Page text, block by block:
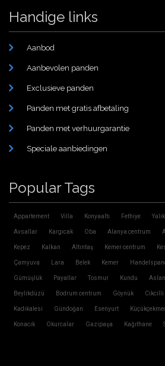
Handige links
Aanbod
Aanbevolen panden
Exclusieve panden
Panden met gratis afbetaling
Panden met verhuurgarantie
Speciale aanbiedingen
Popular Tags
Appartement Villa Konyaaltı Fethiye
Avsallar Kargıcak Oba Alanya centrum
Kepez Kalkan Altıntaş Kemer centrum
Çamyuva Lara Belek Kemer
Gümüşlük Payallar Tosmur Kundu
Beylikdüzü Bodrum centrum Göynük Cikcilli
Kadıkalesi Gündoğan Esenyurt
Konacık Okurcalar Gazipaşa Kağıthane